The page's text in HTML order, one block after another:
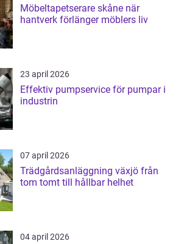
Möbeltapetserare skåne när
hantverk förlänger möblers liv
23 april 2026
Effektiv pumpservice för pumpar i
industrin
07 april 2026
Trädgårdsanläggning växjö från
tom tomt till hållbar helhet
04 april 2026